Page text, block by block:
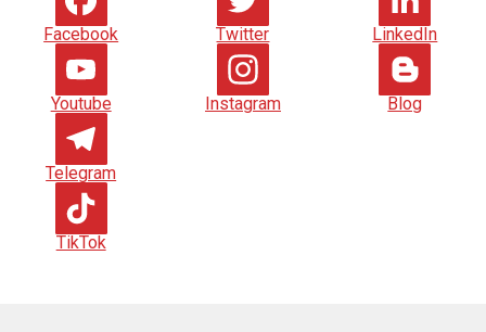
Facebook Twitter LinkedIn
Youtube Instagram Blog
Telegram
TikTok